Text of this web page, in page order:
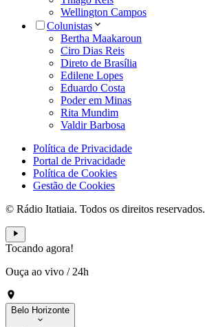
Wellington Campos
Colunistas
Bertha Maakaroun
Ciro Dias Reis
Direto de Brasília
Edilene Lopes
Eduardo Costa
Poder em Minas
Rita Mundim
Valdir Barbosa
Política de Privacidade
Portal de Privacidade
Política de Cookies
Gestão de Cookies
© Rádio Itatiaia. Todos os direitos reservados.
Tocando agora!
Ouça ao vivo / 24h
Belo Horizonte